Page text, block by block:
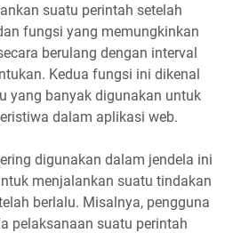
suatu perintah setelah
fungsi yang memungkinkan
berulang dengan interval
Kedua fungsi ini dikenal
yang banyak digunakan untuk
dalam aplikasi web.
digunakan dalam jendela ini
menjalankan suatu tindakan
berlalu. Misalnya, pengguna
pelaksanaan suatu perintah